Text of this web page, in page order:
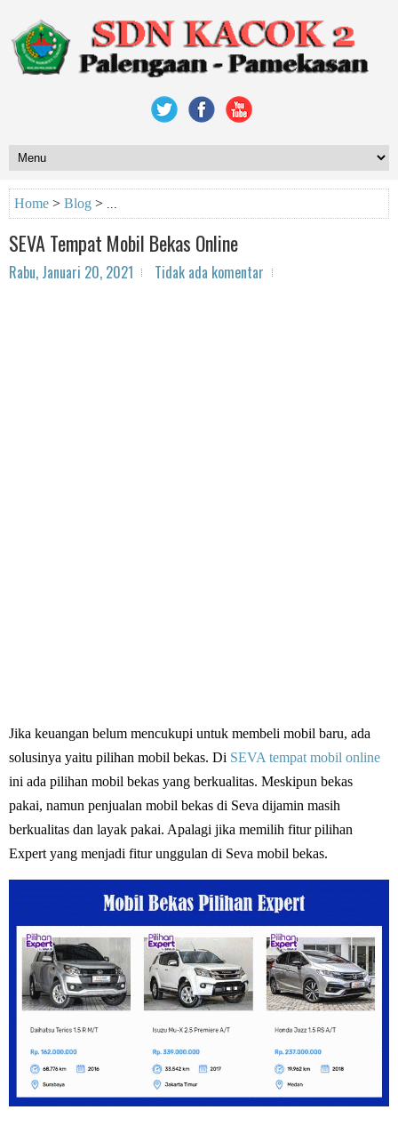
Home > Blog >
SEVA Tempat Mobil Bekas Online
Rabu, Januari 20, 2021 Tidak ada komentar
Jika keuangan belum mencukupi untuk membeli mobil baru, ada
solusinya yaitu pilihan mobil bekas. Di SEVA tempat mobil online
ini ada pilihan mobil bekas yang berkualitas. Meskipun bekas
pakai, namun penjualan mobil bekas di Seva dijamin masih
berkualitas dan layak pakai. Apalagi jika memilih fitur pilihan
Expert yang menjadi fitur unggulan di Seva mobil bekas.